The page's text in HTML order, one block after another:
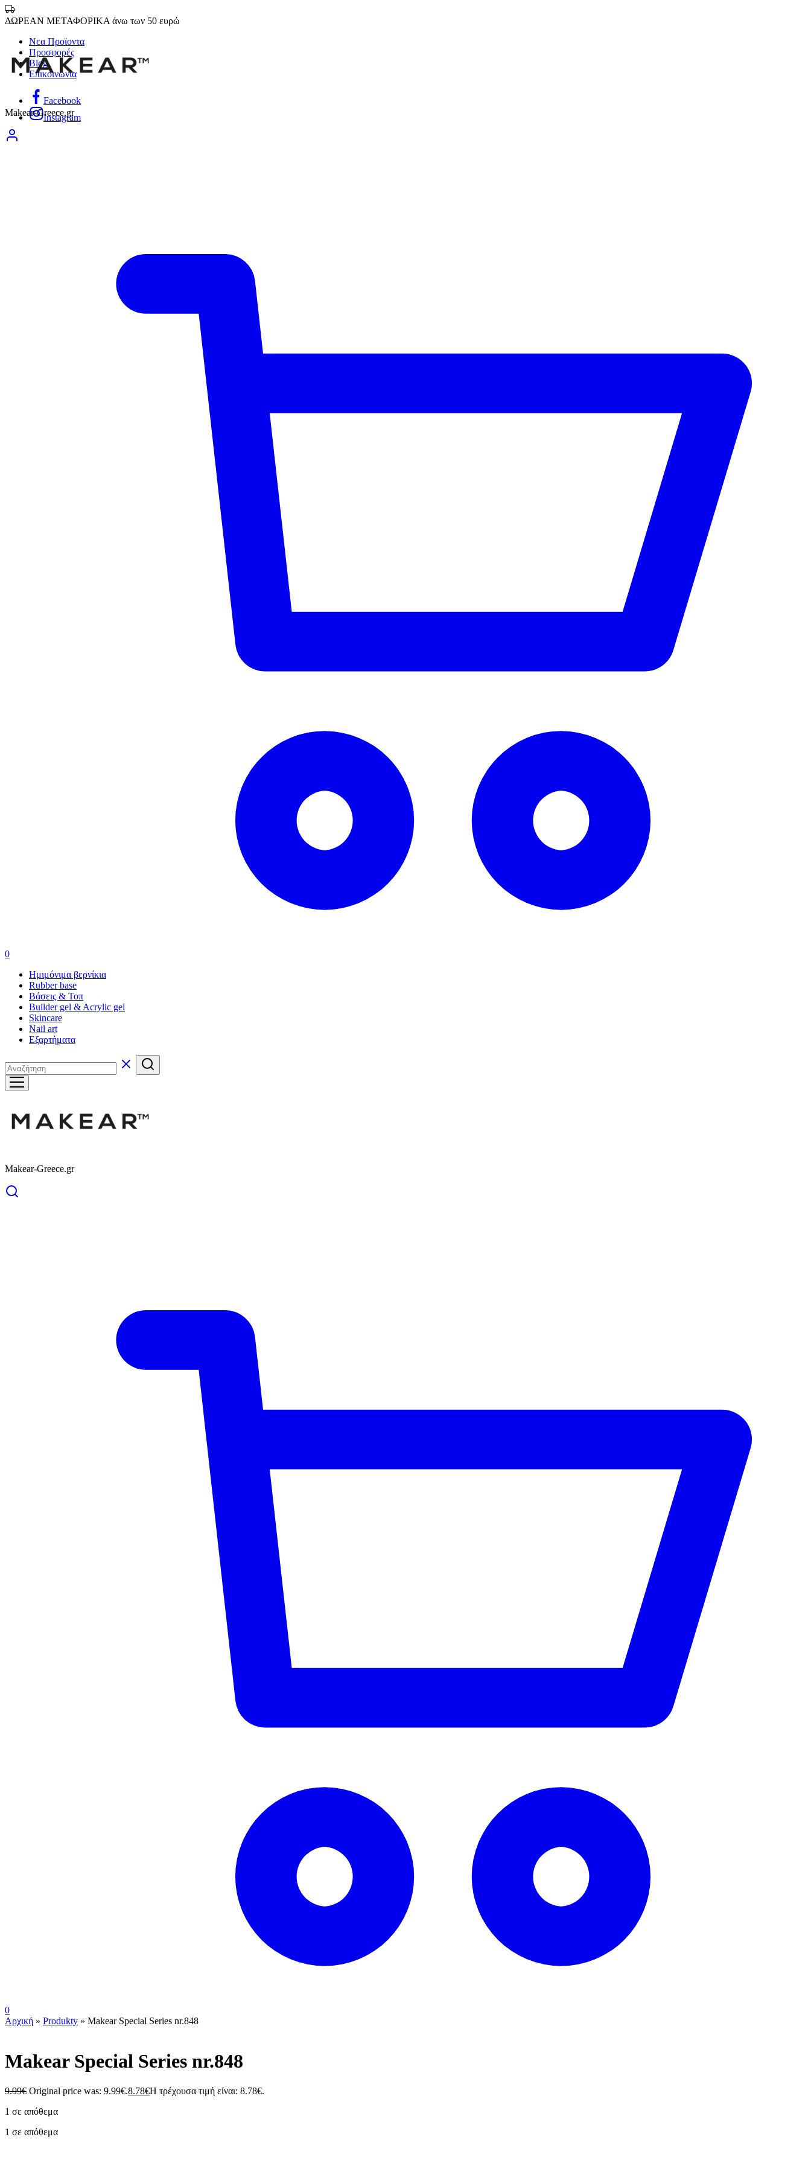
ΔΩΡΕΑΝ ΜΕΤΑΦΟΡΙΚΑ άνω των 50 ευρώ
Νεα Προϊοντα
Προσφορές
Blog
Επικοινωνία
Facebook
Instagram
Makear-Greece.gr
0
Ημιμόνιμα βερνίκια
Rubber base
Βάσεις & Τοπ
Builder gel & Acrylic gel
Skincare
Nail art
Εξαρτήματα
Makear-Greece.gr
0
Αρχική » Produkty » Makear Special Series nr.848
Makear Special Series nr.848
9.99€ Original price was: 9.99€.8.78€Η τρέχουσα τιμή είναι: 8.78€.
1 σε απόθεμα
1 σε απόθεμα